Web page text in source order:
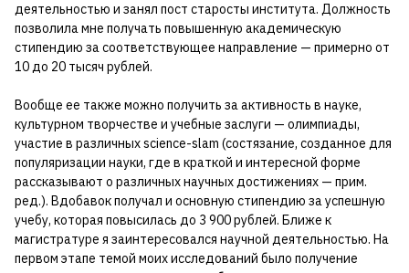
деятельностью и занял пост старосты института. Должность
позволила мне получать повышенную академическую
стипендию за соответствующее направление — примерно от
10 до 20 тысяч рублей.
Вообще ее также можно получить за активность в науке,
культурном творчестве и учебные заслуги — олимпиады,
участие в различных science-slam (состязание, созданное для
популяризации науки, где в краткой и интересной форме
рассказывают о различных научных достижениях — прим.
ред.). Вдобавок получал и основную стипендию за успешную
учебу, которая повысилась до 3 900 рублей. Ближе к
магистратуре я заинтересовался научной деятельностью. На
первом этапе темой моих исследований было получение